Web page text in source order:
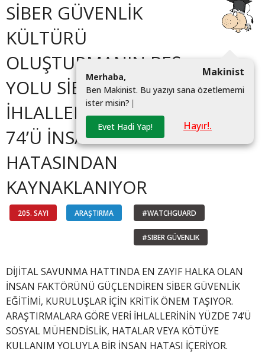
SİBER GÜVENLİK
KÜLTÜRÜ
OLUŞTURMANIN BEŞ
YOLU SİBER GÜVENLİK
İHLALLERİNİN YÜZDE
74’Ü İNSAN
HATASINDAN
KAYNAKLANIYOR
205. SAYI ARAŞTIRMA #WATCHGUARD
#SIBER GÜVENLIK
Makinist
Merhaba,
Ben Makinist. Bu yazıyı sana özetlememi
ister misin? |
Evet Hadi Yap! Hayır!.
DİJİTAL SAVUNMA HATTINDA EN ZAYIF HALKA OLAN
İNSAN FAKTÖRÜNÜ GÜÇLENDİREN SİBER GÜVENLİK
EĞİTİMİ, KURULUŞLAR İÇİN KRİTİK ÖNEM TAŞIYOR.
ARAŞTIRMALARA GÖRE VERİ İHLALLERİNİN YÜZDE 74’Ü
SOSYAL MÜHENDİSLİK, HATALAR VEYA KÖTÜYE
KULLANIM YOLUYLA BİR İNSAN HATASI İÇERİYOR.